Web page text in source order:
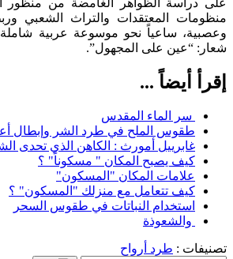
منظومات المعتقدات والتراث الشعبي
وعصبية، ساعياً نحو موسوعة عربية
شعار: “عين على المجهول”.
إقرأ أيضاً ...
سر الماء المقدس
طقوس الملح في طرد الشر وإبطال
غابرييل أمورث : الكاهن الذي تحدى
كيف يصبح المكان " مسكوناً" ؟
علامات المكان "المسكون"
كيف تتعامل مع منزلك "المسكون" ؟
استخدام النباتات في طقوس السحر
والشعوذة
تصنيفات : طرد أرواح